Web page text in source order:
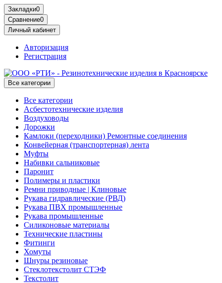
Закладки0
Сравнение0
Личный кабинет
Авторизация
Регистрация
Все категории
Все категории
Асбестотехнические изделия
Воздуховоды
Дорожки
Камлоки (переходники) Ремонтные соединения
Конвейерная (транспортерная) лента
Муфты
Набивки сальниковые
Паронит
Полимеры и пластики
Ремни приводные | Клиновые
Рукава гидравлические (РВД)
Рукава ПВХ промышленные
Рукава промышленные
Силиконовые материалы
Технические пластины
Фитинги
Хомуты
Шнуры резиновые
Стеклотекстолит СТЭФ
Текстолит